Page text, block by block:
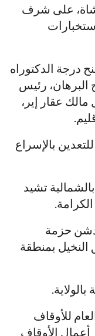
مشاة، على شرف
درجة الدكتوراه
البرهان، رئيس
عقار إير،
بالإسراع
تشيد
حزمة
بمنطقة
للأوقاف
أعمال الأوقاف